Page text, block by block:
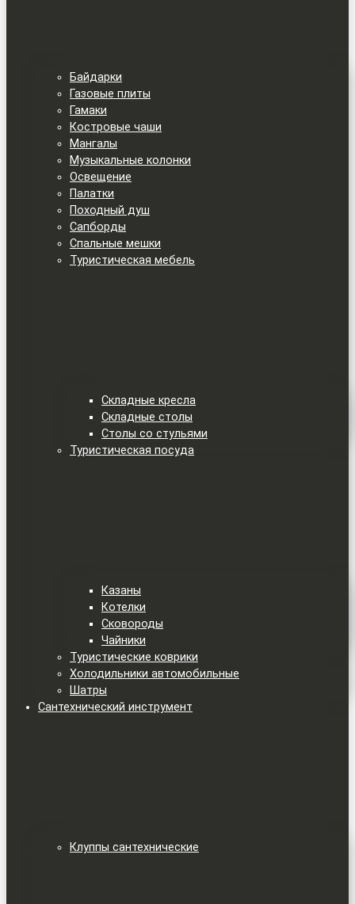
Байдарки
Газовые плиты
Гамаки
Костровые чаши
Мангалы
Музыкальные колонки
Освещение
Палатки
Походный душ
Сапборды
Спальные мешки
Туристическая мебель
Складные кресла
Складные столы
Столы со стульями
Туристическая посуда
Казаны
Котелки
Сковороды
Чайники
Туристические коврики
Холодильники автомобильные
Шатры
Сантехнический инструмент
Клуппы сантехнические